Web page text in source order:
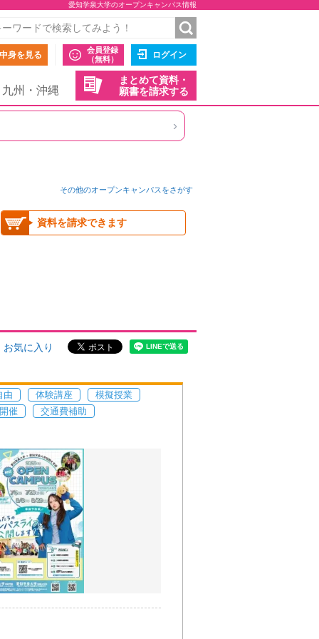
愛知学泉大学のオープンキャンパス情報
身を見る
会員登録
（無料）
ログイン
まとめて資料・
願書を請求する
九州・沖縄
›
その他のオープンキャンパスをさがす
資料を請求できます
お気に入り
由 体験講座
模擬授業
催
交通費補助